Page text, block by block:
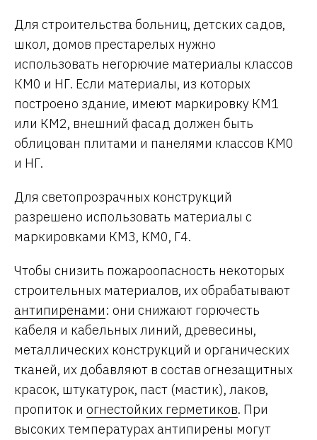
Для строительства больниц, детских садов,
школ, домов престарелых нужно
использовать негорючие материалы классов
КМ0 и НГ. Если материалы, из которых
построено здание, имеют маркировку КМ1
или КМ2, внешний фасад должен быть
облицован плитами и панелями классов КМ0
и НГ.
Для светопрозрачных конструкций
разрешено использовать материалы с
маркировками КМ3, КМ0, Г4.
Чтобы снизить пожароопасность некоторых
строительных материалов, их обрабатывают
антипиренами: они снижают горючесть
кабеля и кабельных линий, древесины,
металлических конструкций и органических
тканей, их добавляют в состав огнезащитных
красок, штукатурок, паст (мастик), лаков,
пропиток и огнестойких герметиков. При
высоких температурах антипирены могут